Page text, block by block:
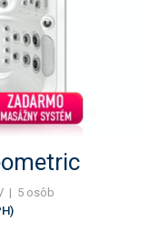
| 5 osôb